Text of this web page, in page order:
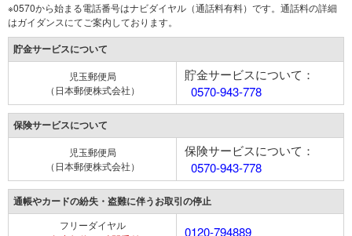
※0570から始まる電話番号はナビダイヤル（通話料有料）です。通話料の詳細
はガイダンスにてご案内しております。
貯金サービスについて
児玉郵便局
（日本郵便株式会社）
貯金サービスについて：
0570-943-778
保険サービスについて
児玉郵便局
（日本郵便株式会社）
保険サービスについて：
0570-943-778
通帳やカードの紛失・盗難に伴うお取引の停止
フリーダイヤル
0120-794889